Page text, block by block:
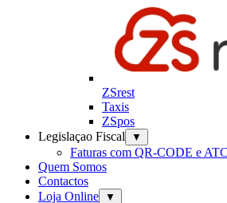
ZSrest
Taxis
ZSpos
Legislaçao Fiscal
▼
Faturas com QR-CODE e
Quem Somos
Contactos
Loja Online
▼